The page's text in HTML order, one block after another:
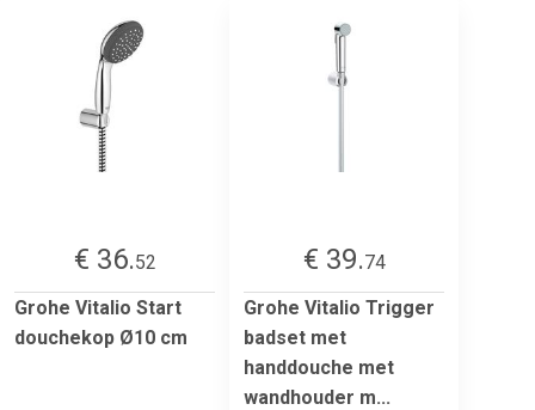
€ 36.52
Grohe Vitalio Start
douchekop Ø10 cm
€ 39.74
Grohe Vitalio Trigger
badset met
handdouche met
wandhouder m...